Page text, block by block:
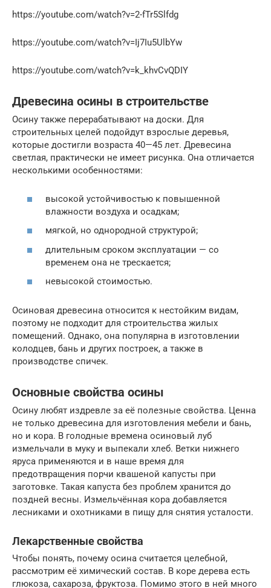
https://youtube.com/watch?v=2-fTr5Slfdg
https://youtube.com/watch?v=Ij7Iu5UlbYw
https://youtube.com/watch?v=k_khvCvQDIY
Древесина осины в строительстве
Осину также перерабатывают на доски. Для
строительных целей подойдут взрослые деревья,
которые достигли возраста 40—45 лет. Древесина
светлая, практически не имеет рисунка. Она отличается
несколькими особенностями:
высокой устойчивостью к повышенной
влажности воздуха и осадкам;
мягкой, но однородной структурой;
длительным сроком эксплуатации — со
временем она не трескается;
невысокой стоимостью.
Осиновая древесина относится к нестойким видам,
поэтому не подходит для строительства жилых
помещений. Однако, она популярна в изготовлении
колодцев, бань и других построек, а также в
производстве спичек.
Основные свойства осины
Осину любят издревле за её полезные свойства. Ценна
не только древесина для изготовления мебели и бань,
но и кора. В голодные времена осиновый луб
измельчали в муку и выпекали хлеб. Ветки нижнего
яруса применяются и в наше время для
предотвращения порчи квашеной капусты при
заготовке. Такая капуста без проблем хранится до
поздней весны. Измельчённая кора добавляется
лесниками и охотниками в пищу для снятия усталости.
Лекарственные свойства
Чтобы понять, почему осина считается целебной,
рассмотрим её химический состав. В коре дерева есть
глюкоза, сахароза, фруктоза. Помимо этого в ней много